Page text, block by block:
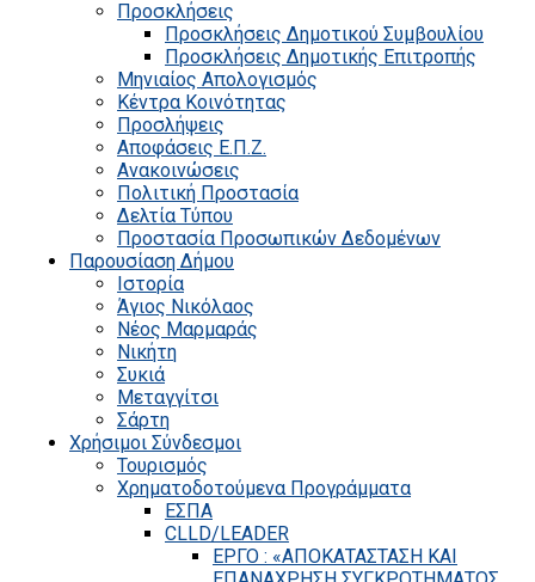
Προσκλήσεις
Προσκλήσεις Δημοτικού Συμβουλίου
Προσκλήσεις Δημοτικής Επιτροπής
Μηνιαίος Απολογισμός
Κέντρα Κοινότητας
Προσλήψεις
Αποφάσεις Ε.Π.Ζ.
Ανακοινώσεις
Πολιτική Προστασία
Δελτία Τύπου
Προστασία Προσωπικών Δεδομένων
Παρουσίαση Δήμου
Ιστορία
Άγιος Νικόλαος
Νέος Μαρμαράς
Νικήτη
Συκιά
Μεταγγίτσι
Σάρτη
Χρήσιμοι Σύνδεσμοι
Τουρισμός
Χρηματοδοτούμενα Προγράμματα
ΕΣΠΑ
CLLD/LEADER
ΕΡΓΟ : «ΑΠΟΚΑΤΑΣΤΑΣΗ ΚΑΙ